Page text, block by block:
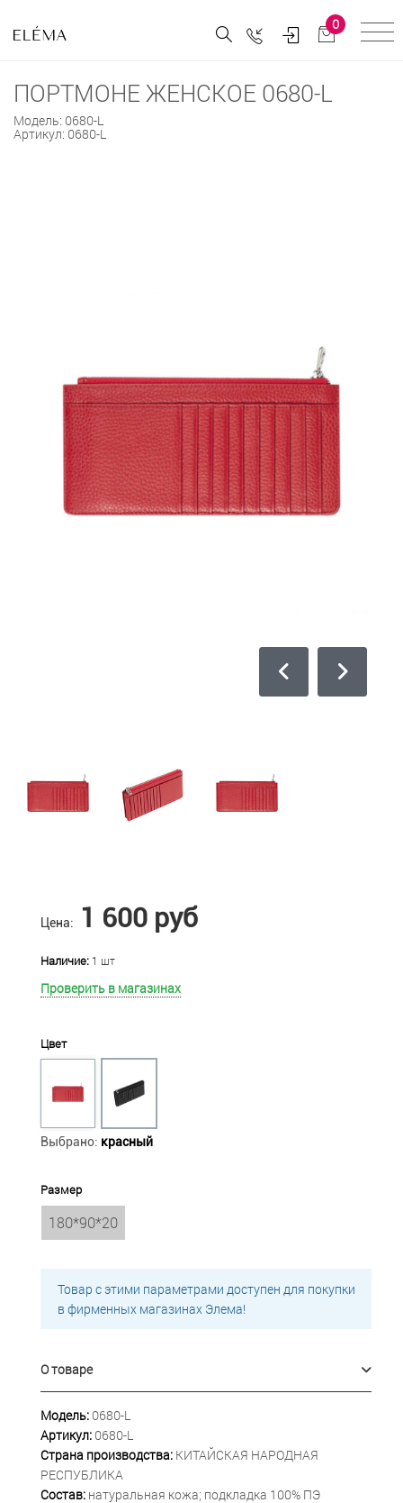
0
ПОРТМОНЕ ЖЕНСКОЕ 0680-L
Модель: 0680-L
Артикул: 0680-L
Цена: 1 600 руб
Наличие: 1 шт
Проверить в магазинах
Цвет
Выбрано: красный
Размер
180*90*20
Товар с этими параметрами доступен для покупки
в фирменных магазинах Элема!
О товаре
Модель: 0680-L
Артикул: 0680-L
Страна производства: КИТАЙСКАЯ НАРОДНАЯ
РЕСПУБЛИКА
Состав: натуральная кожа; подкладка 100% ПЭ